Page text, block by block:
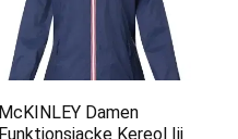
McKINLEY Damen
Funktionsjacke Kereol Iii